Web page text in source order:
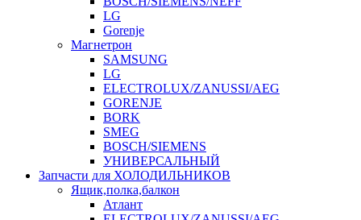
LG
Gorenje
Магнетрон
SAMSUNG
LG
ELECTROLUX/ZANUSSI/AEG
GORENJE
BORK
SMEG
BOSCH/SIEMENS
УНИВЕРСАЛЬНЫЙ
Запчасти для ХОЛОДИЛЬНИКОВ
Ящик,полка,балкон
Атлант